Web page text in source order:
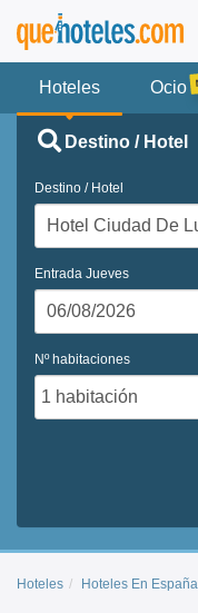
Hoteles Ocio
Destino / Hotel
Destino / Hotel
Entrada Jueves
Nº habitaciones
Hoteles Hoteles En España